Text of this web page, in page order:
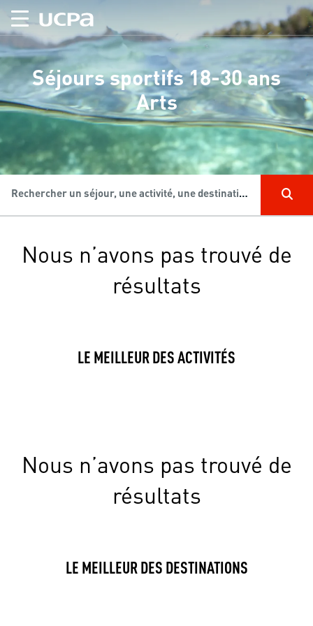
Séjours sportifs 18-30 ans
Arts
Rechercher un séjour, une activité, une destination...
Nous n’avons pas trouvé de
résultats
LE MEILLEUR DES ACTIVITÉS
Nous n’avons pas trouvé de
résultats
LE MEILLEUR DES DESTINATIONS